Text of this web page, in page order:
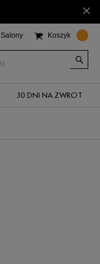
×
Salony Koszyk
30 DNI NA ZWROT